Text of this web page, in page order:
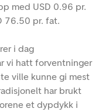
med USD 0.96 pr.
76.50 pr. fat.
i dag
vi hatt forventninger
ville kunne gi mest
har brukt
et dypdykk i